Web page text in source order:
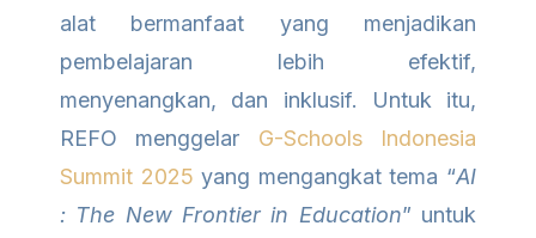
alat bermanfaat yang menjadikan
pembelajaran lebih efektif,
menyenangkan, dan inklusif. Untuk itu,
REFO menggelar G-Schools Indonesia
Summit 2025 yang mengangkat tema “AI
: The New Frontier in Education” untuk